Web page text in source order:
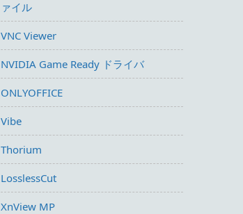
ァイル
VNC Viewer
NVIDIA Game Ready ドライバ
ONLYOFFICE
Vibe
Thorium
LosslessCut
XnView MP